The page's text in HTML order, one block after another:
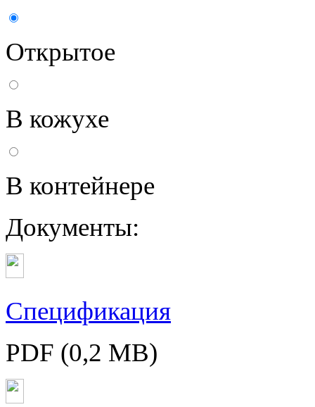
Открытое
В кожухе
В контейнере
Документы:
Спецификация
PDF (0,2 MB)